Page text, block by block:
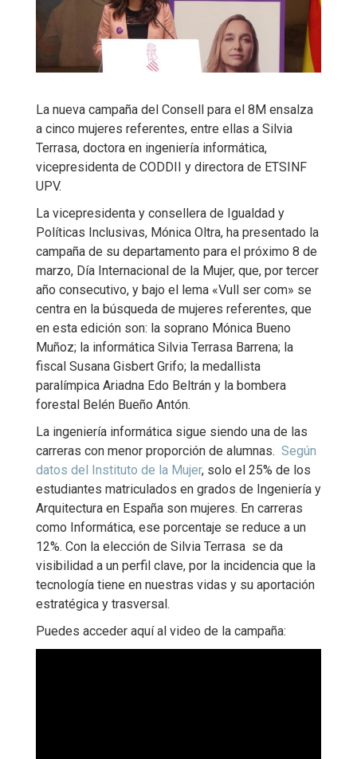
La nueva campaña del Consell para el 8M ensalza
a cinco mujeres referentes, entre ellas a Silvia
Terrasa, doctora en ingeniería informática,
vicepresidenta de CODDII y directora de ETSINF
UPV.
La vicepresidenta y consellera de Igualdad y
Políticas Inclusivas, Mónica Oltra, ha presentado la
campaña de su departamento para el próximo 8 de
marzo, Día Internacional de la Mujer, que, por tercer
año consecutivo, y bajo el lema «Vull ser com» se
centra en la búsqueda de mujeres referentes, que
en esta edición son: la soprano Mónica Bueno
Muñoz; la informática Silvia Terrasa Barrena; la
fiscal Susana Gisbert Grifo; la medallista
paralímpica Ariadna Edo Beltrán y la bombera
forestal Belén Bueño Antón.
La ingeniería informática sigue siendo una de las
carreras con menor proporción de alumnas. Según
datos del Instituto de la Mujer, solo el 25% de los
estudiantes matriculados en grados de Ingeniería y
Arquitectura en España son mujeres. En carreras
como Informática, ese porcentaje se reduce a un
12%. Con la elección de Silvia Terrasa se da
visibilidad a un perfil clave, por la incidencia que la
tecnología tiene en nuestras vidas y su aportación
estratégica y trasversal.
Puedes acceder aquí al video de la campaña: